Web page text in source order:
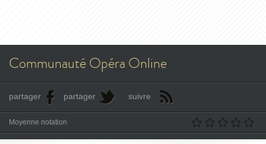
Communauté Opéra Online
partager partager suivre
Moyenne notation